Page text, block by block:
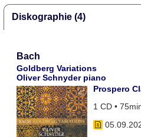
Diskographie (4)
Bach
Goldberg Variations
Oliver Schnyder piano
Prospero
1 CD •